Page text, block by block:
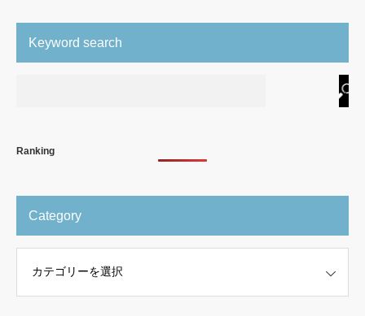
Keyword search
Ranking
Category